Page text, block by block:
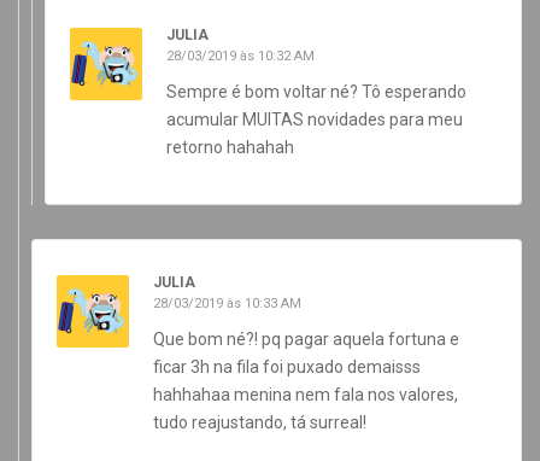
JULIA
28/03/2019 às 10:32 AM
Sempre é bom voltar né? Tô esperando
acumular MUITAS novidades para meu
retorno hahahah
JULIA
28/03/2019 às 10:33 AM
Que bom né?! pq pagar aquela fortuna e
ficar 3h na fila foi puxado demaisss
hahhahaa menina nem fala nos valores,
tudo reajustando, tá surreal!